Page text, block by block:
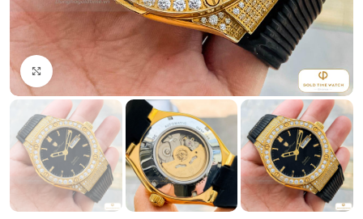
Click to enlarge